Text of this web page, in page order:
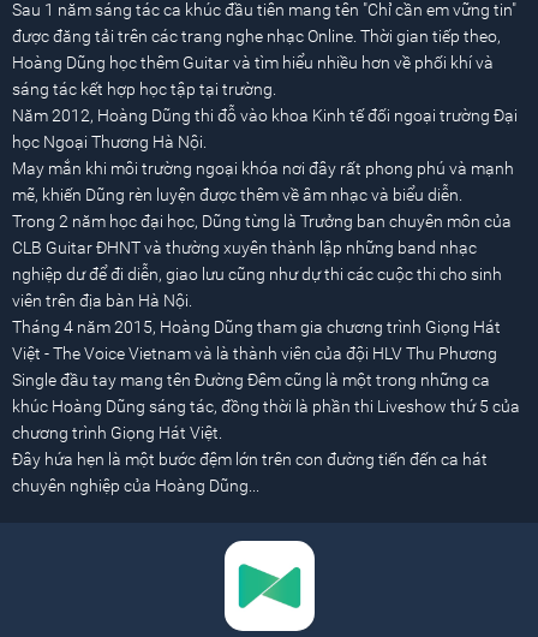
Sau 1 năm sáng tác ca khúc đầu tiên mang tên "Chỉ cần em vững tin"
được đăng tải trên các trang nghe nhạc Online. Thời gian tiếp theo,
Hoàng Dũng học thêm Guitar và tìm hiểu nhiều hơn về phối khí và
sáng tác kết hợp học tập tại trường.
Năm 2012, Hoàng Dũng thi đỗ vào khoa Kinh tế đối ngoại trường Đại
học Ngoại Thương Hà Nội.
May mắn khi môi trường ngoại khóa nơi đây rất phong phú và mạnh
mẽ, khiến Dũng rèn luyện được thêm về âm nhạc và biểu diễn.
Trong 2 năm học đại học, Dũng từng là Trưởng ban chuyên môn của
CLB Guitar ĐHNT và thường xuyên thành lập những band nhạc
nghiệp dư để đi diễn, giao lưu cũng như dự thi các cuộc thi cho sinh
viên trên địa bàn Hà Nội.
Tháng 4 năm 2015, Hoàng Dũng tham gia chương trình Giọng Hát
Việt - The Voice Vietnam và là thành viên của đội HLV Thu Phương
Single đầu tay mang tên Đường Đêm cũng là một trong những ca
khúc Hoàng Dũng sáng tác, đồng thời là phần thi Liveshow thứ 5 của
chương trình Giọng Hát Việt.
Đây hứa hẹn là một bước đệm lớn trên con đường tiến đến ca hát
chuyên nghiệp của Hoàng Dũng...